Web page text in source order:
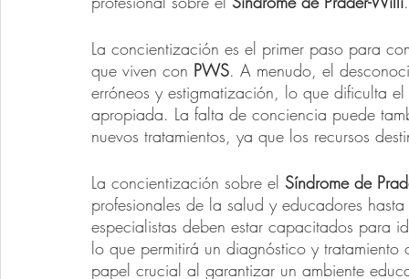
La concientización es el primer paso para
que viven con PWS. A menudo, el
erróneos y estigmatización, lo que dificulta
apropiada. La falta de conciencia puede
nuevos tratamientos, ya que los recursos
La concientización sobre el Síndrome de
profesionales de la salud y educadores
especialistas deben estar capacitados para
lo que permitirá un diagnóstico y
papel crucial al garantizar un ambiente